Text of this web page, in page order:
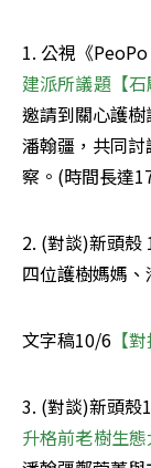
1. 公視《
建派所議題【石
邀請到關心護
潘翰疆，共同
察。(時間長達
2. (對談)新頭殼
四位護樹媽媽
文字稿10/6 【
3. (對談)新頭